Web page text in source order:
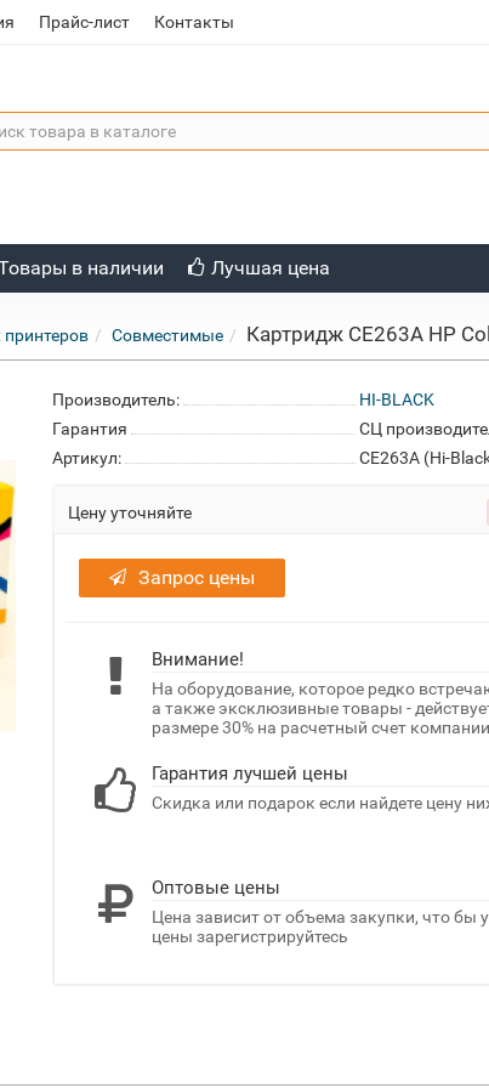
Прайс-лист Контакты
в наличии Лучшая цена
Совместимые Картридж CE263A HP
Производитель:
HI-BLACK
Гарантия
СЦ
Артикул:
CE263A (Hi-
Цену уточняйте
Запрос цены
Внимание!
На оборудование, которое редко
а также эксклюзивные товары -
размере 30% на расчетный счет
Гарантия лучшей цены
Скидка или подарок если найдете цену
Оптовые цены
Цена зависит от объема закупки, что бы
цены зарегистрируйтесь